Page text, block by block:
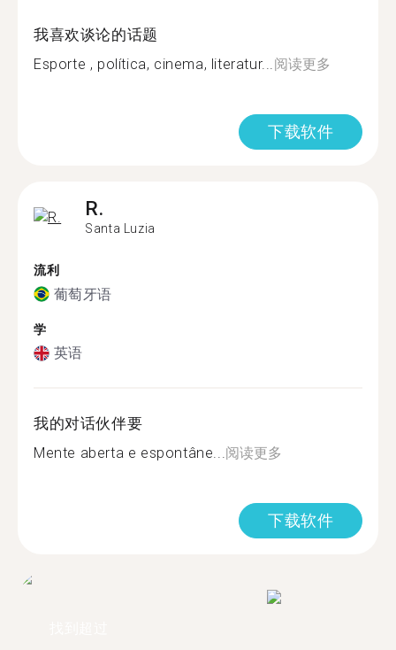
我喜欢谈论的话题
Esporte , política, cinema, literatur...阅读更多
下载软件
R.
Santa Luzia
流利
葡萄牙语
学
英语
我的对话伙伴要
Mente aberta e espontâne...阅读更多
下载软件